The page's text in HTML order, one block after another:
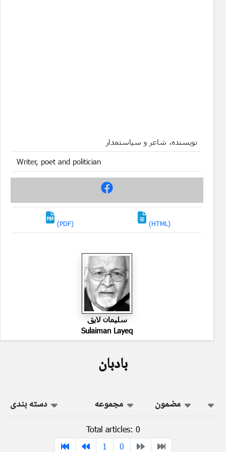
نویسنده، شاعر و سیاستمدار
Writer, poet and politician
(PDF) (HTML)
سليمان لايق
Sulaiman Layeq
بادبان
مضمون مجموعه دسته بندی
Total articles: 0
1
0